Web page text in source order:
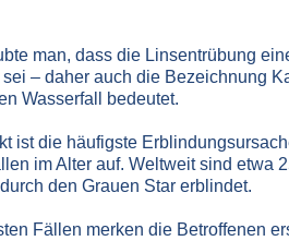
man, dass die Linsentrübung
– daher auch die Bezeichnung
Wasserfall bedeutet.
ist die häufigste
im Alter auf. Weltweit sind etwa
den Grauen Star erblindet.
Fällen merken die Betroffenen